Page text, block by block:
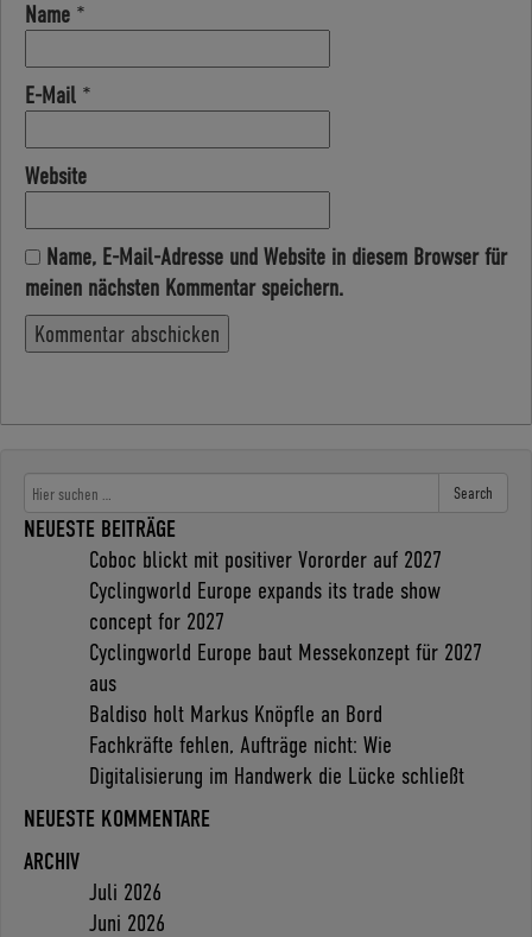
Name *
E-Mail *
Website
Name, E-Mail-Adresse und Website in diesem Browser für
meinen nächsten Kommentar speichern.
Search
NEUESTE BEITRÄGE
Coboc blickt mit positiver Vororder auf 2027
Cyclingworld Europe expands its trade show
concept for 2027
Cyclingworld Europe baut Messekonzept für 2027
aus
Baldiso holt Markus Knöpfle an Bord
Fachkräfte fehlen, Aufträge nicht: Wie
Digitalisierung im Handwerk die Lücke schließt
NEUESTE KOMMENTARE
ARCHIV
Juli 2026
Juni 2026